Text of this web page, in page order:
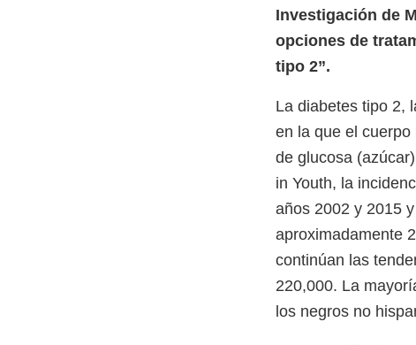
Investigación de
opciones de
tipo 2”.
La diabetes tipo 2,
en la que el
de glucosa
in Youth, la
años 2002 y 2015
aproximadamente
continúan las
220,000. La
los negros no